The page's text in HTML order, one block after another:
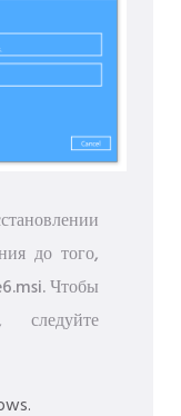
до того,
Чтобы
следуйте